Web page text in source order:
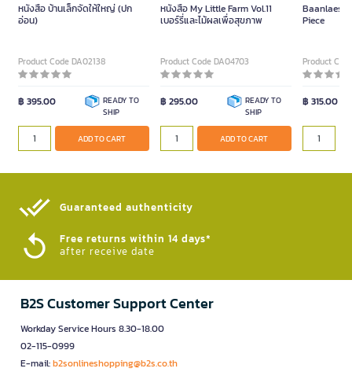
หนังสือ บ้านเล็กจัดให้ใหญ่ (ปก
อ่อน)
Product Code DA02138
฿ 395.00
READY TO
SHIP
ADD TO CART
หนังสือ My Little Farm Vol.11
เบอร์รี่และไม้ผลเพื่อสุขภาพ
Product Code DA04703
฿ 295.00
READY TO
SHIP
ADD TO CART
Piece
Product
฿ 315.00
Guaranteed authenticity​
Free returns within 14 days*
after receive date
B2S Customer Support Center
Workday Service Hours 8.30-18.00
02-115-0999
E-mail:b2sonlineshopping@b2s.co.th